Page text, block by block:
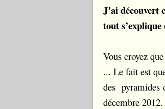
J’ai découvert
tout
Vous croyez
... Le fait est
des pyramides
décembre